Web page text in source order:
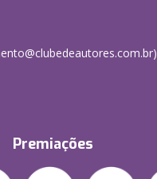
Premiações